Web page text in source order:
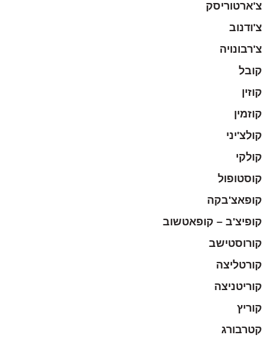
צ'ארטוריסק
צ'ודנוב
צ'רבונויה
קובל
קוזין
קוזמין
קולצ'יני
קולקי
קוסטופול
קופאצ'בקה
קופיצ'ב – קופאטשוב
קורוסטישב
קורטליצה
קוריטניצה
קוריץ
קטרבורג